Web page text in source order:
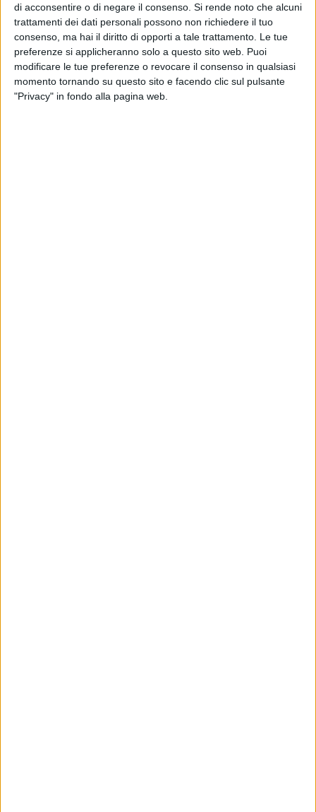
di acconsentire o di negare il consenso. Si rende noto che alcuni
trattamenti dei dati personali possono non richiedere il tuo
consenso, ma hai il diritto di opporti a tale trattamento. Le tue
preferenze si applicheranno solo a questo sito web. Puoi
modificare le tue preferenze o revocare il consenso in qualsiasi
momento tornando su questo sito e facendo clic sul pulsante
"Privacy" in fondo alla pagina web.
cittadino. Per consentire lo svolgimento di necessari
interventi di manutenzione, i bagni pubblici situati in Piazza
Matteotti rimarranno chiusi al pubblico dalle ore 14 di oggi
venerdì 19 giugno.
La regolare fruizione del servizio sarà ripristinata domani: la